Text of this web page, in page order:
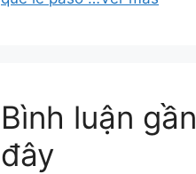
Bình luận gần
đây